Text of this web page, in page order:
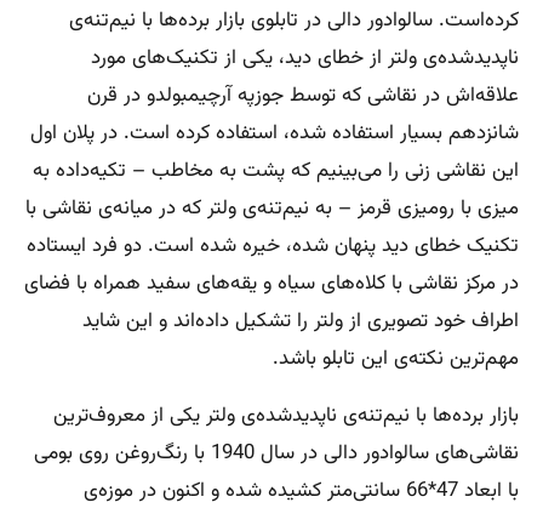
کرده‌است. سالوادور دالی در تابلوی بازار برده‌ها با نیم‌تنه‌ی
ناپدیدشده‌ی ولتر از خطای دید، یکی از تکنیک‌های مورد
علاقه‌اش در نقاشی که توسط جوزپه آرچیمبولدو در قرن
شانزدهم بسیار استفاده شده، استفاده کرده است. در پلان اول
این نقاشی زنی را می‌بینیم که پشت به مخاطب – تکیه‌داده به
میزی با رومیزی قرمز – به نیم‌تنه‌ی ولتر که در میانه‌ی نقاشی با
تکنیک خطای دید پنهان شده، خیره شده است. دو فرد ایستاده
در مرکز نقاشی با کلاه‌های سیاه و یقه‌های سفید همراه با فضای
اطراف خود تصویری از ولتر را تشکیل داده‌اند و این شاید
مهم‌ترین نکته‌ی این تابلو باشد.
بازار برده‌ها با نیم‌تنه‌ی ناپدیدشده‌ی ولتر یکی از معروف‌ترین
نقاشی‌های سالوادور دالی در سال 1940 با رنگ‌روغن روی بومی
با ابعاد 47*66 سانتی‌متر کشیده شده و اکنون در موزه‌ی